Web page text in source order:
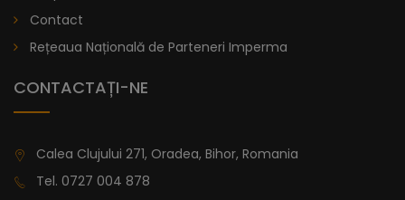
De la 996,47
Contact
Rețeaua Națională de Parteneri Imperma
CONTACTAȚI-NE
Calea Clujului 271, Oradea, Bihor, Romania
Tel. 0727 004 878